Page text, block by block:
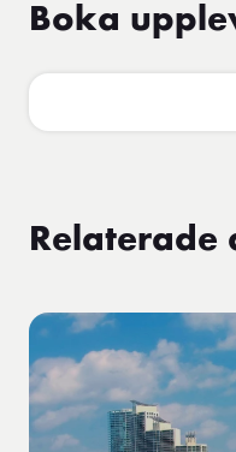
Boka
Relaterade